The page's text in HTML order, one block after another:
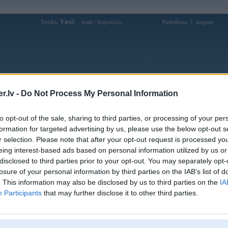
- Do Not Process My Personal Information
opt-out of the sale, sharing to third parties, or processing of your
for targeted advertising by us, please use the below opt-out
selection. Please note that after your opt-out request is processed
interest-based ads based on personal information utilized by us
to third parties prior to your opt-out. You may separately
of your personal information by third parties on the IAB’s list of
This information may also be disclosed by us to third parties on the
Participants that may further disclose it to other third parties.
Sveiks, Viesi! Ienākt Reģistrācija Piektdiena, 7. augusts
Forums Galerijas Reģistrācija Lietotāji
Lietotāja Archa_21 profils
Pēdējo reizi manīts: 03. Jul 2026, 12:25
Lietotājvārds:
Archa_21
Pilsēta:
Valmiera
Braucu ar:
Bī Em Dabljū
Nodarbošanās:
Mašīnas
Ziņojumi forumā:
365